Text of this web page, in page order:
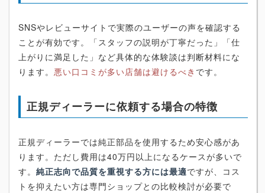
SNSやレビューサイトで実際のユーザーの声を確認する
ことが有効です。「スタッフの説明が丁寧だった」「仕
上がりに満足した」など具体的な体験談は判断材料にな
ります。 悪い口コミが多い店舗は避けるべき です。
正規ディーラーに依頼する場合の特徴
正規ディーラーでは純正部品を使用するため安心感があ
ります。ただし費用は40万円以上になるケースが多いで
す。 純正志向で品質を重視する方には最適ですが、コス
トを抑えたい方は専門ショップとの比較検討が必要で